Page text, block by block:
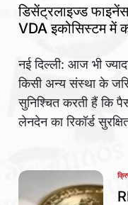
IN
डिसेंट्रलाइज्ड
VDA इकोसिस्टम में
नई दिल्ली: आज भी
किसी अन्य संस्था के
सुनिश्चित करती हैं कि
लेनदेन का रिकॉर्ड
IN